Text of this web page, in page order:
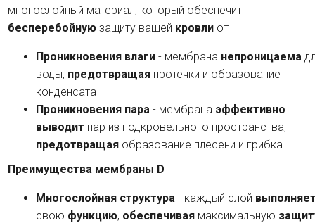
многослойный материал, который обеспечит
бесперебойную защиту вашей кровли от
Проникновения влаги - мембрана непроницаема
воды, предотвращая протечки и образование
конденсата
Проникновения пара - мембрана эффективно
выводит пар из подкровельного пространства,
предотвращая образование плесени и грибка
Преимущества мембраны D
Многослойная структура - каждый слой
свою функцию, обеспечивая максимальную